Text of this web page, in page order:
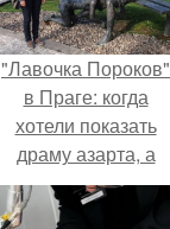
"Лавочка Пороков"
в Праге: когда
хотели показать
драму азарта, а
получился 18+.